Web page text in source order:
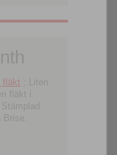
fläkt ; Liten
fläkt i